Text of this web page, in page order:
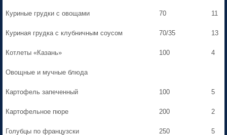
Куриные грудки с овощами 70 11
Куриная грудка с клубничным соусом 70/35 13
Котлеты «Казань» 100 4
Овощные и мучные блюда
Картофель запеченный 100 5
Картофельное пюре 200 2
Голубцы по французски 250 5